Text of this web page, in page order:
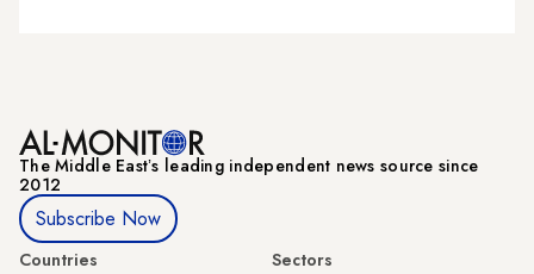
The Middle Eastʼs leading independent news source since
2012
Subscribe Now
Countries
Sectors